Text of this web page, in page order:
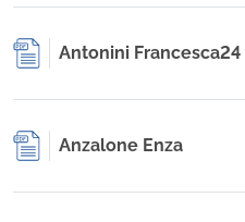
Antonini Francesca24
Anzalone Enza